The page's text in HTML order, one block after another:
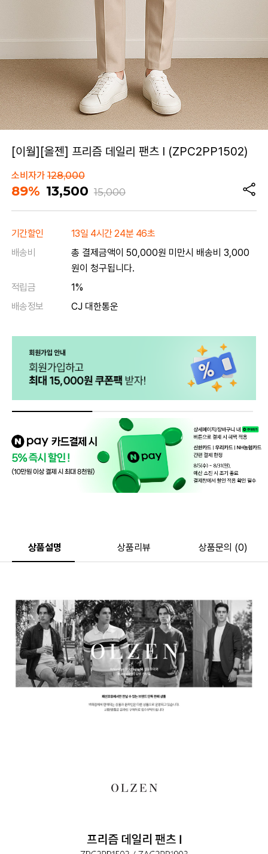
[이월][올젠] 프리즘 데일리 팬츠 I (ZPC2PP1502)
소비자가128,000
89% 13,500 15,000
기간할인
13일 4시간 24분 46초
배송비
총 결제금액이 50,000원 미만시 배송비 3,000
원이 청구됩니다.
적립금
1%
배송정보
CJ 대한통운
상품설명 상품리뷰 상품문의 (0)